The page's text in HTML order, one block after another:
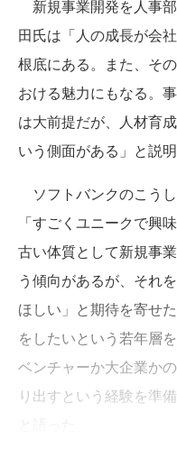
新規事業開発を人事
田氏は「人の成長が会
根底にある。また、そ
おける魅力にもなる。
は大前提だが、人材育
いう側面がある」と説明
ソフトバンクのこう
「すごくユニークで興
古い体質として新規事
う傾向があるが、それ
ほしい」と期待を寄せ
をしたいという若年層
ベンチャーか大企業か
り出すという経験を準